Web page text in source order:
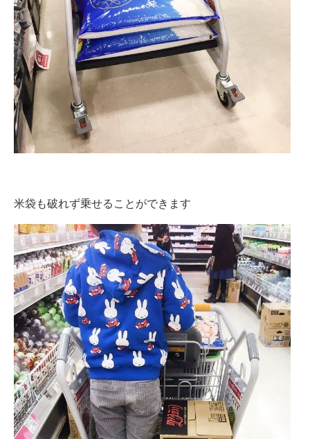
米袋も破れず乗せることができます